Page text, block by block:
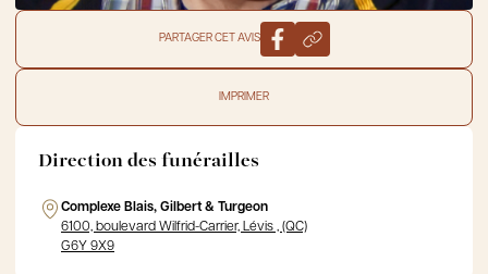
PARTAGER CET AVIS
IMPRIMER
Direction des funérailles
Complexe Blais, Gilbert & Turgeon
6100, boulevard Wilfrid-Carrier, Lévis , (QC)
G6Y 9X9